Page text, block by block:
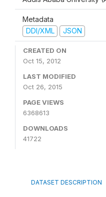
Metadata
DDI/XML
JSON
CREATED ON
Oct 15, 2012
LAST MODIFIED
Oct 26, 2015
PAGE VIEWS
6368613
DOWNLOADS
41722
DATASET DESCRIPTION